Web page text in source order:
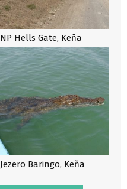
NP Hells Gate, Keňa
Jezero Baringo, Keňa